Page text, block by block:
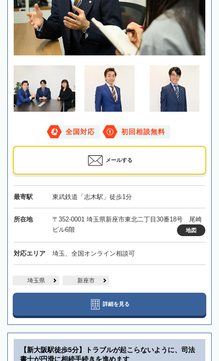
全国対応 初回相談無料
メールする
最寄駅 東武鉄道「志木駅」徒歩1分
所在地
〒352-0001 埼玉県新座市東北二丁目30番18号 尾崎
ビル6階
地図
対応エリア 埼玉、全国オンライン相談可
埼玉県 新座市
詳細を見る
【新大阪駅徒歩5分】トラブルが起こらないように、司法
書士が円滑に相続手続きを進めます